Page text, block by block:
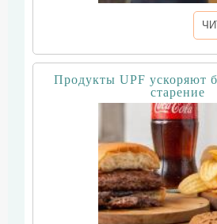
Продукты UPF ускоряют
старение